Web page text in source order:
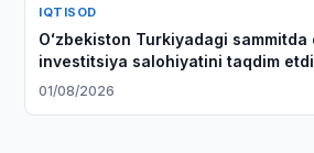
IQTISOD
Oʻzbekiston Turkiyadagi sammitda
investitsiya salohiyatini taqdim etdi
01/08/2026